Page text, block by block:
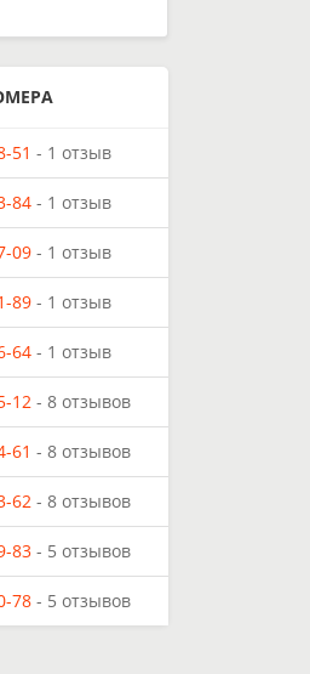
51 - 1 отзыв
84 - 1 отзыв
09 - 1 отзыв
89 - 1 отзыв
64 - 1 отзыв
12 - 8 отзывов
61 - 8 отзывов
62 - 8 отзывов
83 - 5 отзывов
78 - 5 отзывов